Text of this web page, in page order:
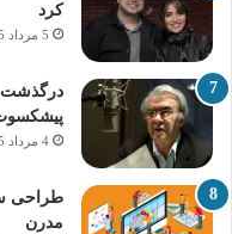
کرد
5 مرداد 1405
درگذشت
4 مرداد 1405
طراحی
مدرن